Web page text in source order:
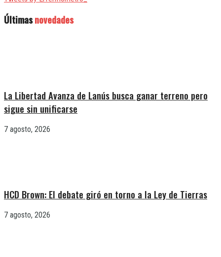
Últimasnovedades
La Libertad Avanza de Lanús busca ganar terreno pero
sigue sin unificarse
7 agosto, 2026
HCD Brown: El debate giró en torno a la Ley de Tierras
7 agosto, 2026